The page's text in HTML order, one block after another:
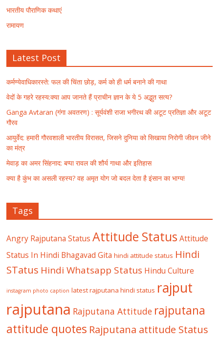
भारतीय पौराणिक कथाएं
रामायण
Latest Post
कर्मण्येवाधिकारस्ते: फल की चिंता छोड़, कर्म को ही धर्म बनाने की गाथा
वेदों के गहरे रहस्य:क्या आप जानते हैं प्राचीन ज्ञान के ये 5 अद्भुत सत्य?
Ganga Avtaran (गंगा अवतरण) : सूर्यवंशी राजा भगीरथ की अटूट प्रतिज्ञा और अटूट
गौरव
आयुर्वेद: हमारी गौरवशाली भारतीय विरासत, जिसने दुनिया को सिखाया निरोगी जीवन जीने
का मंत्र
मेवाड़ का अमर सिंहनाद: बप्पा रावल की शौर्य गाथा और इतिहास
क्या है कुंभ का असली रहस्य? वह अमृत योग जो बदल देता है इंसान का भाग्य!
Tags
Angry Rajputana Status Attitude Status Attitude
Status In Hindi Bhagavad Gita hindi attitude status Hindi
STatus Hindi Whatsapp Status Hindu Culture
instagram photo caption latest rajputana hindi status rajput
rajputana Rajputana Attitude rajputana
attitude quotes Rajputana attitude Status